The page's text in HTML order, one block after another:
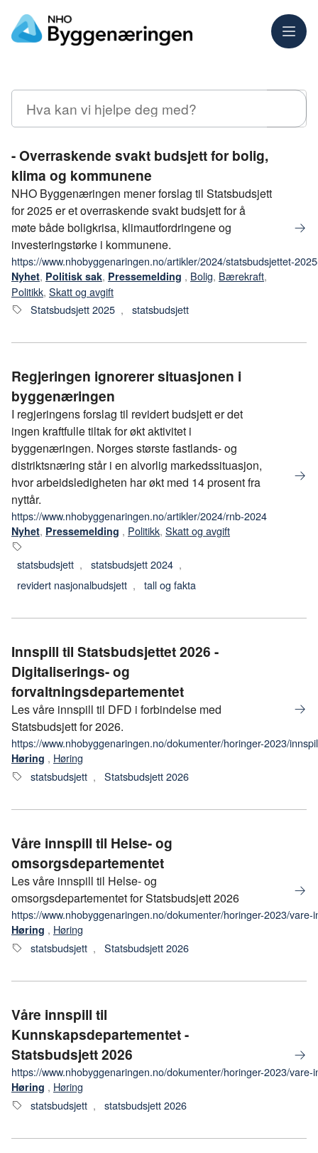
Meny
Søk
- Overraskende svakt budsjett for bolig,
klima og kommunene
NHO Byggenæringen mener forslag til Statsbudsjett
for 2025 er et overraskende svakt budsjett for å
møte både boligkrisa, klimautfordringene og
investeringstørke i kommunene.
https://www.nhobyggenaringen.no/artikler/2024/statsbudsjettet-
Nyhet, Politisk sak, Pressemelding , Bolig, Bærekraft,
Politikk, Skatt og avgift
Statsbudsjett 2025 , statsbudsjett
Regjeringen ignorerer situasjonen i
byggenæringen
I regjeringens forslag til revidert budsjett er det
ingen kraftfulle tiltak for økt aktivitet i
byggenæringen. Norges største fastlands- og
distriktsnæring står i en alvorlig markedssituasjon,
hvor arbeidsledigheten har økt med 14 prosent fra
nyttår.
https://www.nhobyggenaringen.no/artikler/2024/rnb-2024
Nyhet, Pressemelding , Politikk, Skatt og avgift
statsbudsjett , statsbudsjett 2024 ,
revidert nasjonalbudsjett , tall og fakta
Innspill til Statsbudsjettet 2026 -
Digitaliserings- og
forvaltningsdepartementet
Les våre innspill til DFD i forbindelse med
Statsbudsjett for 2026.
https://www.nhobyggenaringen.no/dokumenter/horinger-2023/
Høring , Høring
statsbudsjett , Statsbudsjett 2026
Våre innspill til Helse- og
omsorgsdepartementet
Les våre innspill til Helse- og
omsorgsdepartementet for Statsbudsjett 2026
https://www.nhobyggenaringen.no/dokumenter/horinger-2023/
Høring , Høring
statsbudsjett , Statsbudsjett 2026
Våre innspill til
Kunnskapsdepartementet -
Statsbudsjett 2026
https://www.nhobyggenaringen.no/dokumenter/horinger-2023/
Høring , Høring
statsbudsjett , statsbudsjett 2026